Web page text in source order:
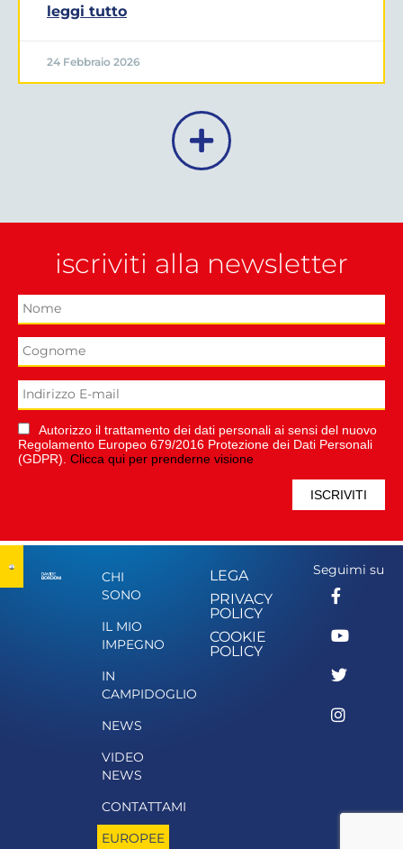
leggi tutto
24 Febbraio 2026
iscriviti alla newsletter
Autorizzo il trattamento dei dati personali ai sensi del nuovo
Regolamento Europeo 679/2016 Protezione dei Dati Personali
(GDPR). Clicca qui per prenderne visione
CHI
SONO
IL MIO
IMPEGNO
IN
CAMPIDOGLIO
NEWS
VIDEO
NEWS
CONTATTAMI
EUROPEE
LEGA
PRIVACY
POLICY
COOKIE
POLICY
Seguimi su